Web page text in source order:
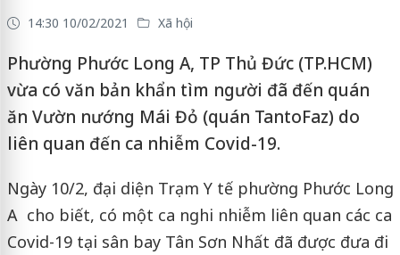
14:30 10/02/2021 Xã hội
Phường Phước Long A, TP Thủ Đức (TP.HCM)
vừa có văn bản khẩn tìm người đã đến quán
ăn Vườn nướng Mái Đỏ (quán TantoFaz) do
liên quan đến ca nhiễm Covid-19.
Ngày 10/2, đại diện Trạm Y tế phường Phước Long
A cho biết, có một ca nghi nhiễm liên quan các ca
Covid-19 tại sân bay Tân Sơn Nhất đã được đưa đi